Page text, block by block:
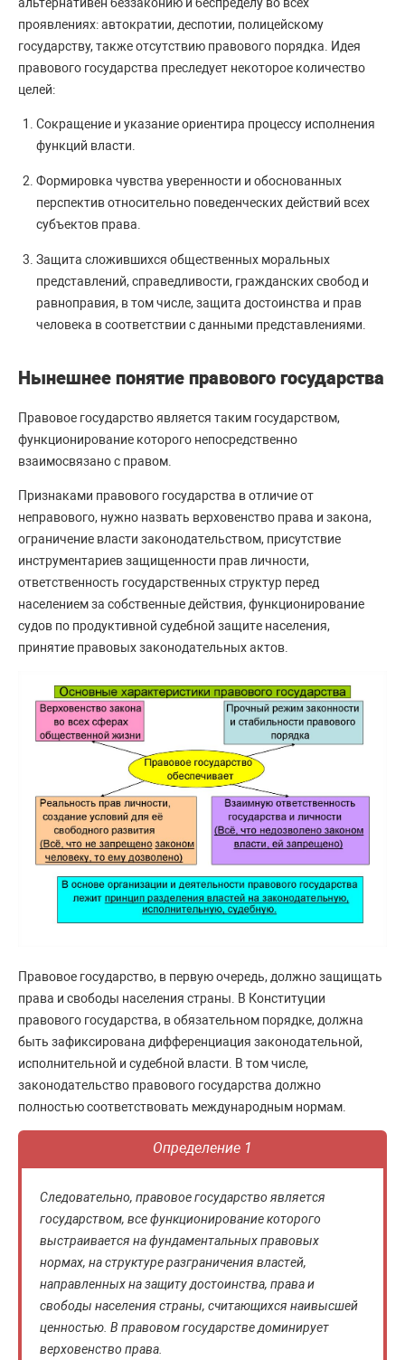
проявлениях: автократии, деспотии, полицейскому
государству, также отсутствию правового порядка. Идея
правового государства преследует некоторое количество
целей:
Сокращение и указание ориентира процессу исполнения
функций власти.
Формировка чувства уверенности и обоснованных
перспектив относительно поведенческих действий всех
субъектов права.
Защита сложившихся общественных моральных
представлений, справедливости, гражданских свобод и
равноправия, в том числе, защита достоинства и прав
человека в соответствии с данными представлениями.
Нынешнее понятие правового государства
Правовое государство является таким государством,
функционирование которого непосредственно
взаимосвязано с правом.
Признаками правового государства в отличие от
неправового, нужно назвать верховенство права и закона,
ограничение власти законодательством, присутствие
инструментариев защищенности прав личности,
ответственность государственных структур перед
населением за собственные действия, функционирование
судов по продуктивной судебной защите населения,
принятие правовых законодательных актов.
Правовое государство, в первую очередь, должно защищать
права и свободы населения страны. В Конституции
правового государства, в обязательном порядке, должна
быть зафиксирована дифференциация законодательной,
исполнительной и судебной власти. В том числе,
законодательство правового государства должно
полностью соответствовать международным нормам.
Определение 1
Следовательно, правовое государство является
государством, все функционирование которого
выстраивается на фундаментальных правовых
нормах, на структуре разграничения властей,
направленных на защиту достоинства, права и
свободы населения страны, считающихся наивысшей
ценностью. В правовом государстве доминирует
верховенство права.